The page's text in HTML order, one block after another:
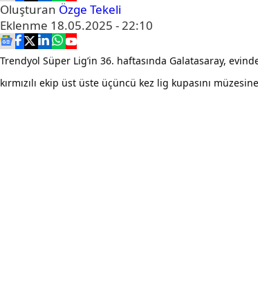
Oluşturan Özge Tekeli
Eklenme 18.05.2025 - 22:10
Trendyol Süper Lig’in 36. haftasında Galatasaray,
kırmızılı ekip üst üste üçüncü kez lig kupasını